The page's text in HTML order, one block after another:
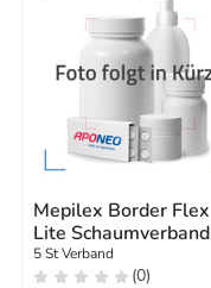
Mepilex Border Flex
Lite Schaumverband
5x12,5 cm
5 St Verband
(0)